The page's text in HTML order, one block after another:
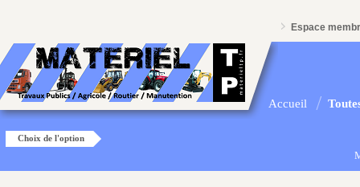
Espace
Accueil
Choix de l'option